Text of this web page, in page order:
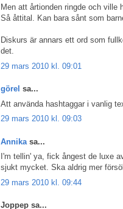
Men att årtionden ringde och ville
Så åttital. Kan bara sånt som
Diskurs är annars ett ord som
det.
29 mars 2010 kl. 09:01
görel sa...
Att använda hashtaggar i vanlig
29 mars 2010 kl. 09:03
Annika sa...
I'm tellin' ya, fick ångest de luxe
sjukt mycket. Ska aldrig mer
29 mars 2010 kl. 09:44
Joppep sa...